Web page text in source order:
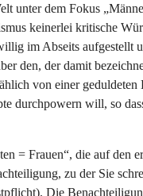
unter dem Fokus
keinerlei kritische
im Abseits
den, der damit
von einer
durchpowern will, so
= Frauen“, die auf
zu der Sie
Die